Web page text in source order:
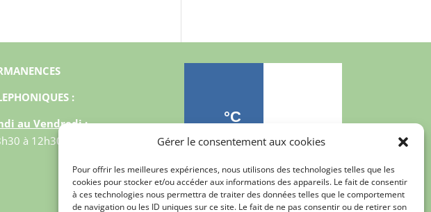
Gérer le consentement aux cookies
Pour offrir les meilleures expériences, nous utilisons des technologies telles que les
cookies pour stocker et/ou accéder aux informations des appareils. Le fait de consentir
à ces technologies nous permettra de traiter des données telles que le comportement
de navigation ou les ID uniques sur ce site. Le fait de ne pas consentir ou de retirer son
:
au Vendredi :
à 12h30